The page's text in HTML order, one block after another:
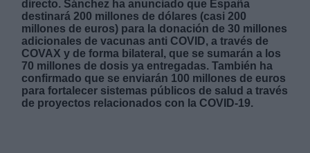
directo. Sánchez ha anunciado que España
destinará 200 millones de dólares (casi 200
millones de euros) para la donación de 30 millones
adicionales de vacunas anti COVID, a través de
COVAX y de forma bilateral, que se sumarán a los
70 millones de dosis ya entregadas. También ha
confirmado que se enviarán 100 millones de euros
para fortalecer sistemas públicos de salud a través
de proyectos relacionados con la COVID-19.